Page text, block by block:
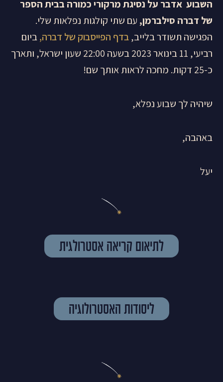
השבוע אדבר על נסיגת מרקורי כמורה בבית הספר
של דברה סילברמן, עם שתי קולגות נפלאות שלי.
הפגישה תשודר בלייב,בדף הפייסבוק של דברה,ביום
רביעי, 11 בינואר 2023 בשעה 22:00 שעון ישראל, ותארך
כ-25 דקות. מחכה לראות אותך שם!
שיהיה לך שבוע נפלא,
באהבה,
יעל
לתיאום קריאה אסטרולגית
ליסודות האסטרולוגיה